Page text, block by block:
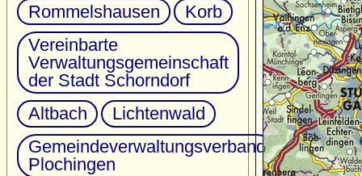
Rommelshausen
Korb
Vereinbarte
Verwaltungsgemeinschaft
der Stadt Schorndorf
Altbach
Lichtenwald
Gemeindeverwaltungsverband
Plochingen